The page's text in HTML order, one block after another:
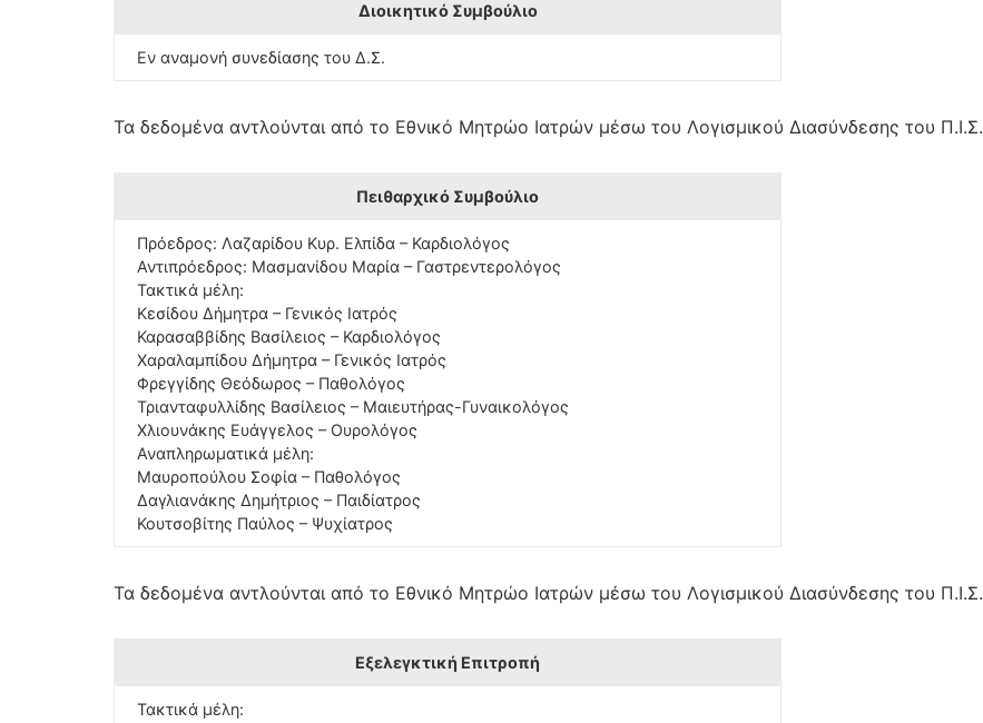
Διοικητικό Συμβούλιο
Εν αναμονή συνεδίασης του Δ.Σ.
Τα δεδομένα αντλούνται από το Εθνικό Μητρώο Ιατρών μέσω του Λογισμικού Διασύνδεσης του Π.Ι.Σ.
Πειθαρχικό Συμβούλιο
Πρόεδρος: Λαζαρίδου Κυρ. Ελπίδα – Καρδιολόγος
Αντιπρόεδρος: Μασμανίδου Μαρία – Γαστρεντερολόγος
Τακτικά μέλη:
Κεσίδου Δήμητρα – Γενικός Ιατρός
Καρασαββίδης Βασίλειος – Καρδιολόγος
Χαραλαμπίδου Δήμητρα – Γενικός Ιατρός
Φρεγγίδης Θεόδωρος – Παθολόγος
Τριανταφυλλίδης Βασίλειος – Μαιευτήρας-Γυναικολόγος
Χλιουνάκης Ευάγγελος – Ουρολόγος
Αναπληρωματικά μέλη:
Μαυροπούλου Σοφία – Παθολόγος
Δαγλιανάκης Δημήτριος – Παιδίατρος
Κουτσοβίτης Παύλος – Ψυχίατρος
Τα δεδομένα αντλούνται από το Εθνικό Μητρώο Ιατρών μέσω του Λογισμικού Διασύνδεσης του Π.Ι.Σ.
Εξελεγκτική Επιτροπή
Τακτικά μέλη: